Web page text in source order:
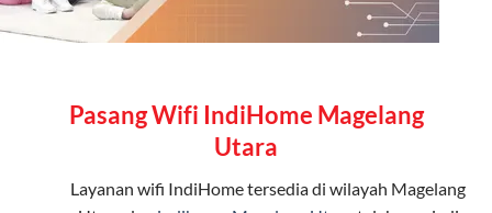
Pasang Wifi IndiHome Magelang
Utara
Layanan wifi IndiHometersedia di wilayah Magelang